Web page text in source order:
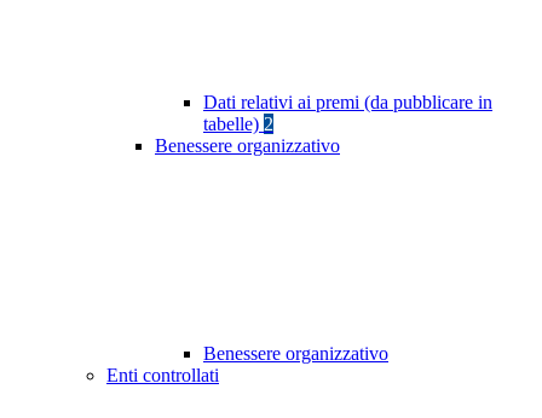
Dati relativi ai premi (da pubblicare in
tabelle) 2
Benessere organizzativo
Benessere organizzativo
Enti controllati